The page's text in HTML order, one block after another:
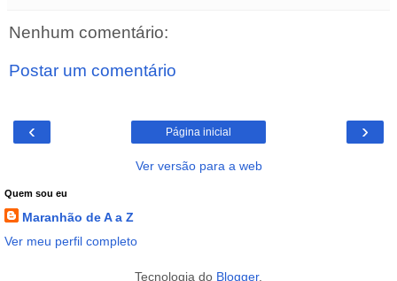
Nenhum comentário:
Postar um comentário
‹ ›
Página inicial
Ver versão para a web
Quem sou eu
Maranhão de A a Z
Ver meu perfil completo
Tecnologia do Blogger.